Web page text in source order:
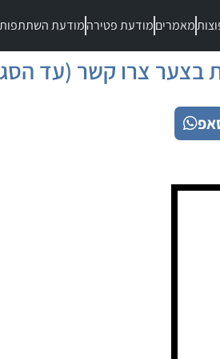
מאמריםמודעת פטירהמודעת
צרו קשר (עד